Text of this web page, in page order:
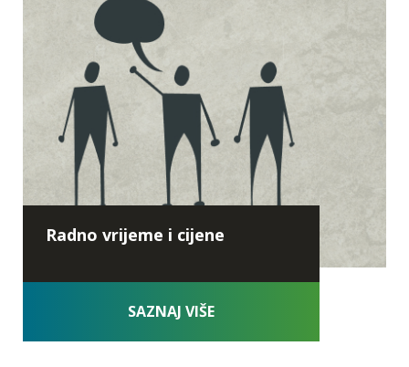
Edukacije za
osnovnoškolce
Radno vrijeme i cijene
SAZNAJ VIŠE